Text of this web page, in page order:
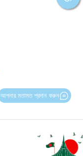
আপনার মতামত প্রদান করুন